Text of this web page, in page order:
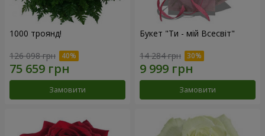
1000 троянд!
126 098 грн
Замовити
Букет "Ти - мій Всесвіт"
14 284 грн
Замовити